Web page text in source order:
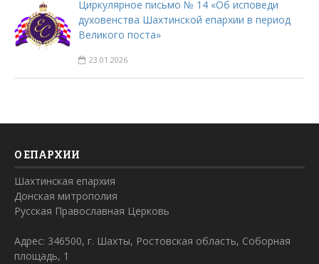
Циркулярное письмо № 14 «Об исповеди
духовенства Шахтинской епархии в период
Великого поста»
23.01.2026
О ЕПАРХИИ
Шахтинская епархия
Донская митрополия
Русская Православная Церковь
Адрес: 346500, г. Шахты, Ростовская область, Соборная
площадь, 1